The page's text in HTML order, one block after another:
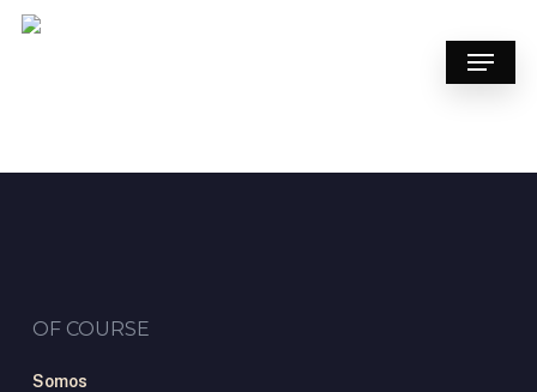
Skip
Menu
OF COURSE
Somos